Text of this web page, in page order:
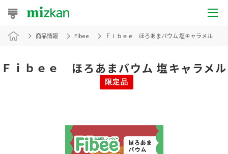
おうちレシピ
おすすめレシピ
商品からレシピを探す
商品情報 Fibee Ｆｉｂｅｅ ほろあまバウム 塩キャラメル
Ｆｉｂｅｅ ほろあまバウム 塩キャラメル
限定品